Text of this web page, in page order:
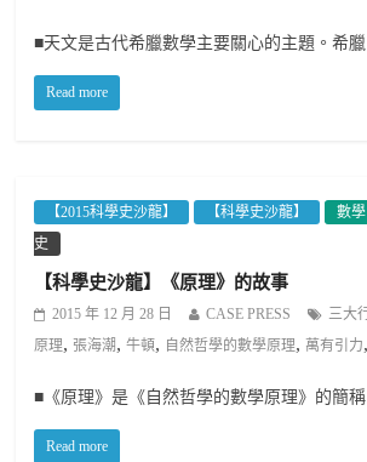
■天文是古代希臘數學主要關心的主題。希臘
Read more
【2015科學史沙龍】 【科學史沙龍】 數學
史
【科學史沙龍】《原理》的故事
2015 年 12 月 28 日 CASE PRESS 三大
原理,張海潮,牛頓, 自然哲學的數學原理,萬有引力,
■《原理》是《自然哲學的數學原理》的簡稱
Read more